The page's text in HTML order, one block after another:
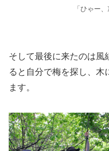
「ひゃー、
そして最後に来たのは風
ると自分で梅を探し、木
ます。